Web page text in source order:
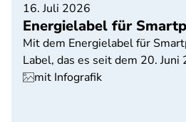
16. Juli 2026
Energielabel für
Mit dem Energielabel für
Label, das es seit dem 20.
mit Infografik